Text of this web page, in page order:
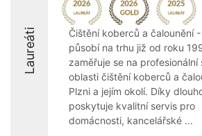
Laureáti
Čištění koberců a čalounění
působí na trhu již od roku
zaměřuje se na profesionální
oblasti čištění koberců a
Plzni a jejím okolí. Díky
poskytuje kvalitní servis pro
domácnosti, kancelářské ...